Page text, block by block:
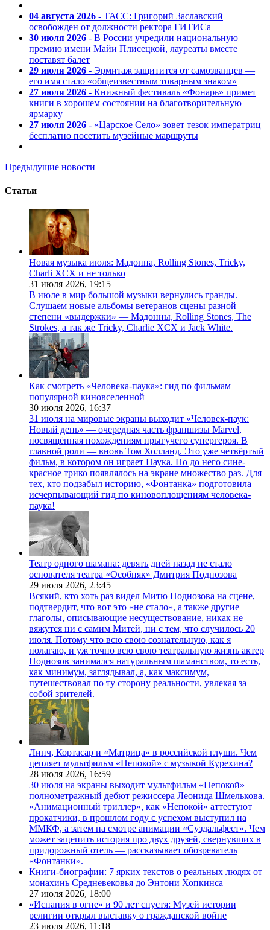
04 августа 2026 - ТАСС: Григорий Заславский
освобожден от должности ректора ГИТИСа
30 июля 2026 - В России учредили национальную
премию имени Майи Плисецкой, лауреаты вместе
поставят балет
29 июля 2026 - Эрмитаж защитится от самозванцев —
его имя стало «общеизвестным товарным знаком»
27 июля 2026 - Книжный фестиваль «Фонарь» примет
книги в хорошем состоянии на благотворительную
ярмарку
27 июля 2026 - «Царское Село» зовет тезок императриц
бесплатно посетить музейные маршруты
Предыдущие новости
Статьи
Новая музыка июля: Мадонна, Rolling Stones, Tricky,
Charli XCX и не только
31 июля 2026, 19:15
В июле в мир большой музыки вернулись гранды.
Слушаем новые альбомы ветеранов сцены разной
степени «выдержки» — Мадонны, Rolling Stones, The
Strokes, а так же Tricky, Charlie XCX и Jack White.
Как смотреть «Человека-паука»: гид по фильмам
популярной киновселенной
30 июля 2026, 16:37
31 июля на мировые экраны выходит «Человек-паук:
Новый день» — очередная часть франшизы Marvel,
посвящённая похождениям прыгучего супергероя. В
главной роли — вновь Том Холланд. Это уже четвёртый
фильм, в котором он играет Паука. Но до него сине-
красное трико появлялось на экране множество раз. Для
тех, кто подзабыл историю, «Фонтанка» подготовила
исчерпывающий гид по киновоплощениям человека-
паука!
Театр одного шамана: девять дней назад не стало
основателя театра «Особняк» Дмитрия Поднозова
29 июля 2026, 23:45
Всякий, кто хоть раз видел Митю Поднозова на сцене,
подтвердит, что вот это «не стало», а также другие
глаголы, описывающие несуществование, никак не
вяжутся ни с самим Митей, ни с тем, что случилось 20
июля. Потому что всю свою сознательную, как я
полагаю, и уж точно всю свою театральную жизнь актер
Поднозов занимался натуральным шаманством, то есть,
как минимум, заглядывал, а, как максимум,
путешествовал по ту сторону реальности, увлекая за
собой зрителей.
Линч, Кортасар и «Матрица» в российской глуши. Чем
цепляет мультфильм «Непокой» с музыкой Курехина?
28 июля 2026, 16:59
30 июля на экраны выходит мультфильм «Непокой» —
полнометражный дебют режиссера Леонида Шмелькова.
«Анимационный триллер», как «Непокой» аттестуют
прокатчики, в прошлом году с успехом выступил на
ММКФ, а затем на смотре анимации «Суздальфест». Чем
может зацепить история про двух друзей, свернувших в
придорожный отель — рассказывает обозреватель
«Фонтанки».
Книги-биографии: 7 ярких текстов о реальных людях от
монахинь Средневековья до Энтони Хопкинса
27 июля 2026, 18:00
«Испания в огне» и 90 лет спустя: Музей истории
религии открыл выставку о гражданской войне
23 июля 2026, 11:18